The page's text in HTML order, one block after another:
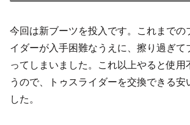
今回は新ブーツを投入です。これまでの
イダーが入手困難なうえに、擦り過ぎ
ってしまいました。これ以上やると使用
うので、トゥスライダーを交換できる安
した。